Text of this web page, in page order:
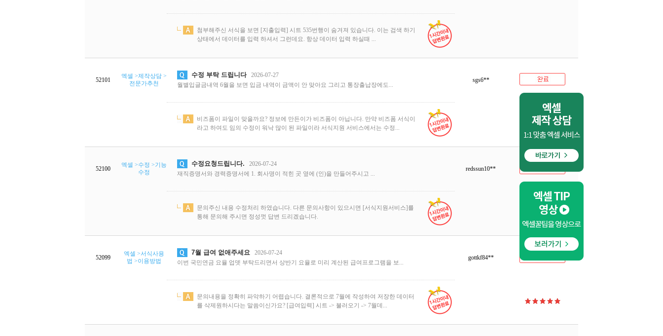
첨부해주신 서식을 보면 [지출입력] 시트 535번행이 숨겨져 있습니다. 이는 검색 하기
상태에서 데이터를 입력 하셔서 그런데요. 항상 데이터 입력 하실때 ...
52101
엑셀 >제작상담 >
전문가추천
수정 부탁 드립니다 2026-07-27
월별입글금내역 6월을 보면 입금 내역이 금액이 안 맞아요 그리고 통장출납장에도...
sgs6**
비즈폼이 파일이 맞을까요? 정보에 만든이가 비즈폼이 아닙니다. 만약 비즈폼 서식이
라고 하여도 임의 수정이 워낙 많이 된 파일이라 서식지원 서비스에서는 수정...
52100
엑셀 >수정 >기능
수정
수정요청드립니다. 2026-07-24
재직증명서와 경력증명서에 1. 회사명이 적힌 곳 옆에 (인)을 만들어주시고 ...
redssun10**
문의주신 내용 수정처리 하였습니다. 다른 문의사항이 있으시면 [서식지원서비스]를
통해 문의해 주시면 정성껏 답변 드리겠습니다.
52099
엑셀 >서식사용
법 >이용방법
7월 급여 없애주세요 2026-07-24
이번 국민연금 요율 업뎃 부탁드리면서 상반기 요율로 미리 계산된 급여프로그램을 보...
gottkf84**
문의내용을 정확히 파악하기 어렵습니다. 결론적으로 7월에 작성하여 저장한 데이터
를 삭제원하시다는 말씀이신가요? [급여입력] 시트 -> 불러오기 -> 7월데...